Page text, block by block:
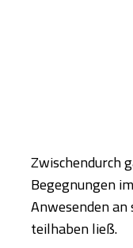
Zwischendurch
Begegnungen
Anwesenden
teilhaben ließ.